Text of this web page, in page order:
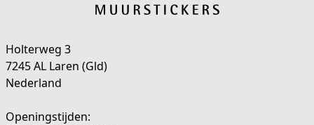
Holterweg 3
7245 AL Laren (Gld)
Nederland
Openingstijden: